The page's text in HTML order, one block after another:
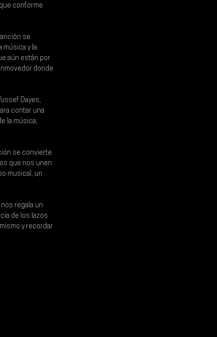
conforme
se
y la
aún están por
donde
Dayes,
contar una
la música,
se convierte
que nos unen
musical, un
nos regala un
de los lazos
y recordar